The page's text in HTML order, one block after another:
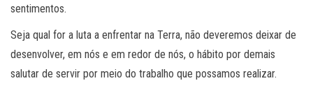
sentimentos.
Seja qual for a luta a enfrentar na Terra, não deveremos deixar de
desenvolver, em nós e em redor de nós, o hábito por demais
salutar de servir por meio do trabalho que possamos realizar.